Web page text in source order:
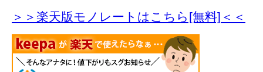
＞＞楽天版モノレートはこちら[無料]＜＜